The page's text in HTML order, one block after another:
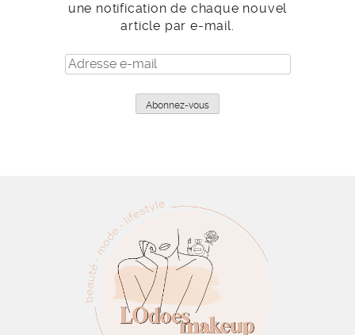
une notification de chaque nouvel
article par e-mail.
Adresse
e-
Abonnez-vous